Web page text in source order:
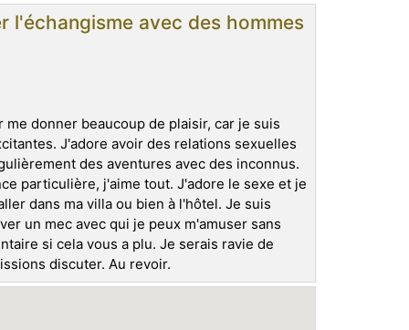
l'échangisme avec des hommes
donner beaucoup de plaisir, car je suis
J'adore avoir des relations sexuelles
des aventures avec des inconnus.
particulière, j'aime tout. J'adore le sexe et je
dans ma villa ou bien à l'hôtel. Je suis
un mec avec qui je peux m'amuser sans
si cela vous a plu. Je serais ravie de
discuter. Au revoir.